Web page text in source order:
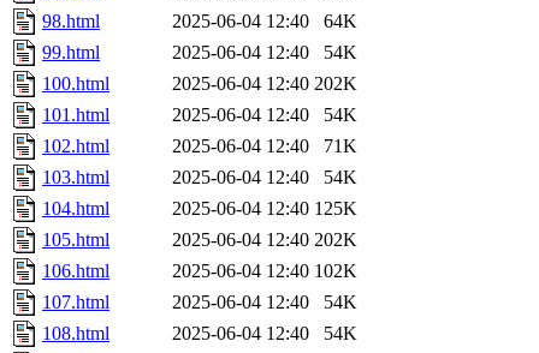
98.html
2025-06-04 12:40
64K
99.html
2025-06-04 12:40
54K
100.html
2025-06-04 12:40 202K
101.html
2025-06-04 12:40
54K
102.html
2025-06-04 12:40
71K
103.html
2025-06-04 12:40
54K
104.html
2025-06-04 12:40 125K
105.html
2025-06-04 12:40 202K
106.html
2025-06-04 12:40 102K
107.html
2025-06-04 12:40
54K
108.html
2025-06-04 12:40
54K